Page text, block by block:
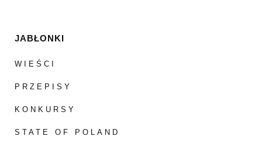
JABŁONKI
WIEŚCI
PRZEPISY
KONKURSY
STATE OF POLAND